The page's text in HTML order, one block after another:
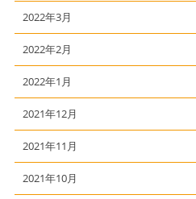
2022年3月
2022年2月
2022年1月
2021年12月
2021年11月
2021年10月